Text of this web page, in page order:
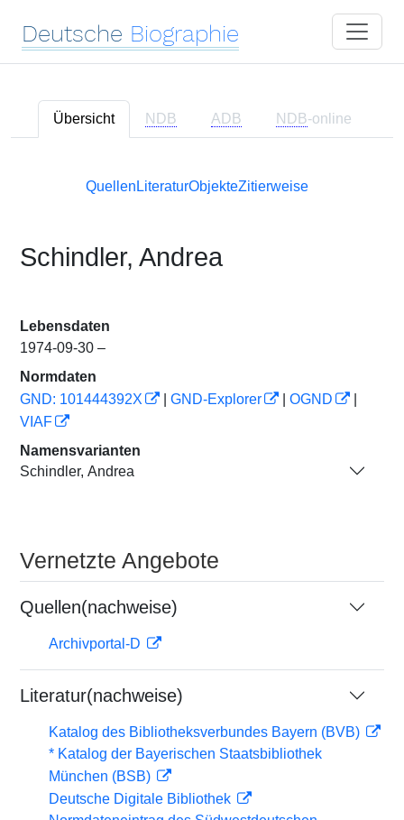
Deutsche Biographie
Übersicht NDB ADB NDB-online
Quellen LiteraturObjekteZitierweise
Schindler, Andrea
Lebensdaten
1974-09-30 –
Normdaten
GND: 101444392X
GND-Explorer OGND
VIAF
Namensvarianten
Schindler, Andrea
Vernetzte Angebote
Quellen(nachweise)
Archivportal-D
Literatur(nachweise)
Katalog des Bibliotheksverbundes Bayern (BVB)
* Katalog der Bayerischen Staatsbibliothek
München (BSB)
Deutsche Digitale Bibliothek